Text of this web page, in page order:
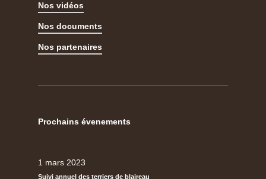
Nos vidéos
Nos documents
Nos partenaires
Prochains évenements
1 mars 2023
Suivi annuel des terriers de blaireau